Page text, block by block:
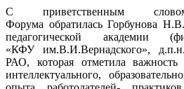
С приветственным
Форума обратилась Горбунова
педагогической
«КФУ им.В.И.Вернадского»,
РАО, которая отметила важность
интеллектуального,